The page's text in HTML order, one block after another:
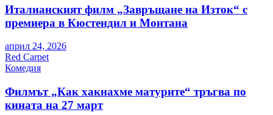
Италианският филм „Завръщане на Изток“ с
премиера в Кюстендил и Монтана
април 24, 2026
Red Carpet
Комедия
Филмът „Как хакнахме матурите“ тръгва по
кината на 27 март